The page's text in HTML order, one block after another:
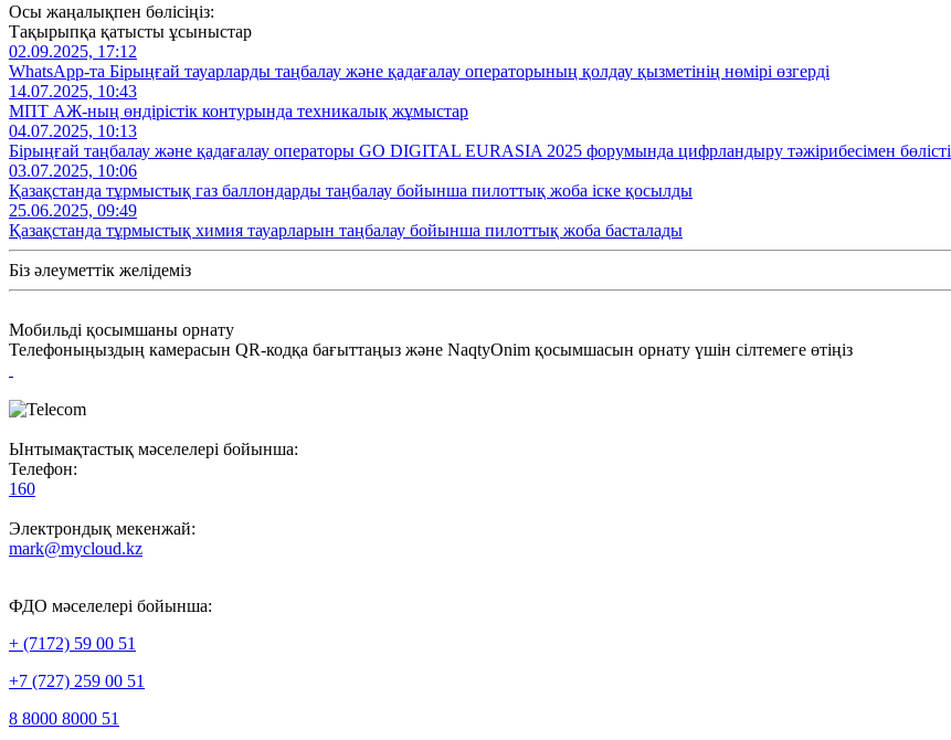
Осы жаңалықпен бөлісіңіз:
Тақырыпқа қатысты ұсыныстар
02.09.2025, 17:12
WhatsApp-та Бірыңғай тауарларды таңбалау және қадағалау операторының қолдау қызметінің нөмірі өзгерді
14.07.2025, 10:43
МПТ АЖ-ның өндірістік контурында техникалық жұмыстар
04.07.2025, 10:13
Бірыңғай таңбалау және қадағалау операторы GO DIGITAL EURASIA 2025 форумында цифрландыру тәжірибесімен бөлісті
03.07.2025, 10:06
Қазақстанда тұрмыстық газ баллондарды таңбалау бойынша пилоттық жоба іске қосылды
25.06.2025, 09:49
Қазақстанда тұрмыстық химия тауарларын таңбалау бойынша пилоттық жоба басталады
Біз әлеуметтік желідеміз
Мобильді қосымшаны орнату
Телефоныңыздың камерасын QR-кодқа бағыттаңыз және NaqtyOnim қосымшасын орнату үшін сілтемеге өтіңіз
Ынтымақтастық мәселелері бойынша:
Телефон:
160
Электрондық мекенжай:
mark@mycloud.kz
ФДО мәселелері бойынша:
+ (7172) 59 00 51
+7 (727) 259 00 51
8 8000 8000 51